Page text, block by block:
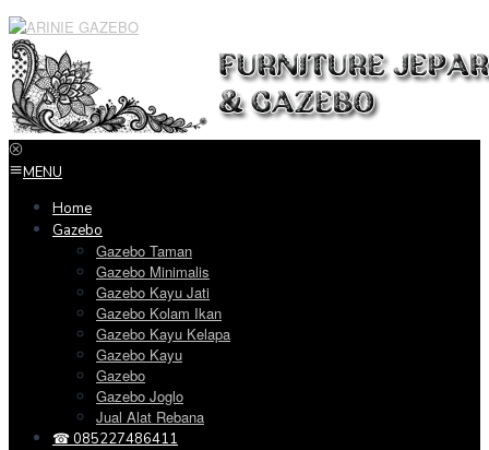
Loncat
ke
konten
MENU
Home
Gazebo
Gazebo Taman
Gazebo Minimalis
Gazebo Kayu Jati
Gazebo Kolam Ikan
Gazebo Kayu Kelapa
Gazebo Kayu
Gazebo
Gazebo Joglo
Jual Alat Rebana
☎ 085227486411